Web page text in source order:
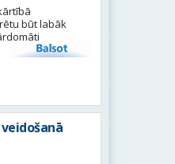
būt labāk
Balsot